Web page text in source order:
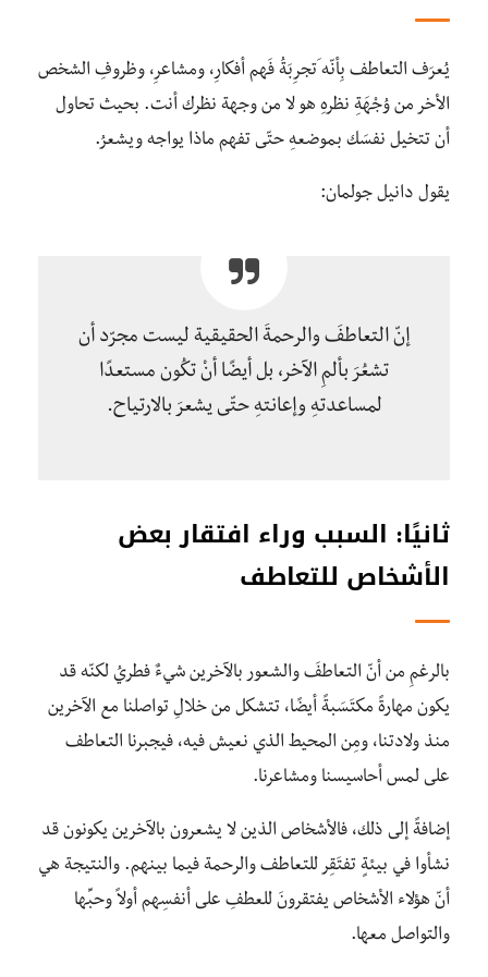
يُعرَف التعاطف بِأنّه َتجرِبَةُ فَهم أفكارِ، ومشاعرِ، وظروفِ الشخص
الأخر من وُجْهَةِ نظرهِ هو لا من وجهة نظرك أنت. بحيث تحاول
أن تتخيل نفسَك بموضعهِ حتّى تفهم ماذا يواجه ويشعرُ.
يقول دانيل جولمان:
إنّ التعاطفَ والرحمةَ الحقيقية ليست مجرّد أن
تشعُرَ بألمِ الآخر، بل أيضًا أنْ تكُون مستعدًا
لمساعدتهِ وإعانتهِ حتّى يشعرَ بالارتياح.
ثانيًا: السبب وراء افتقار بعض
الأشخاص للتعاطف
بالرغمِ من أنّ التعاطفَ والشعور بالآخرين شيءٌ فطريُ لكنّه قد
يكون مهارةً مكتَسَبةً أيضًا، تتشكل من خلالِ تواصلنا مع الآخرين
منذ ولادتنا، ومِن المحيط الذي نعيش فيه، فيجبرنا التعاطف
على لمس أحاسيسنا ومشاعرنا.
إضافةً إلى ذلك، فالأشخاص الذين لا يشعرون بالآخرين يكونون قد
نشأوا في بيئةٍ تفتَقِر للتعاطف والرحمة فيما بينهم. والنتيجة هي
أنّ هؤلاء الأشخاص يفتقرونَ للعطفِ على أنفسِهم أولاً وحبِّها
والتواصل معها.